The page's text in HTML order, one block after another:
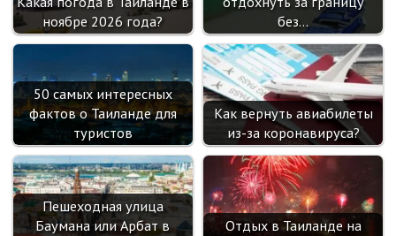
ноябре 2026 года?
без…
50 самых интересных
фактов о Таиланде для
туристов
Как вернуть авиабилеты
из-за коронавируса?
Пешеходная улица
Баумана или Арбат в
Отдых в Таиланде на